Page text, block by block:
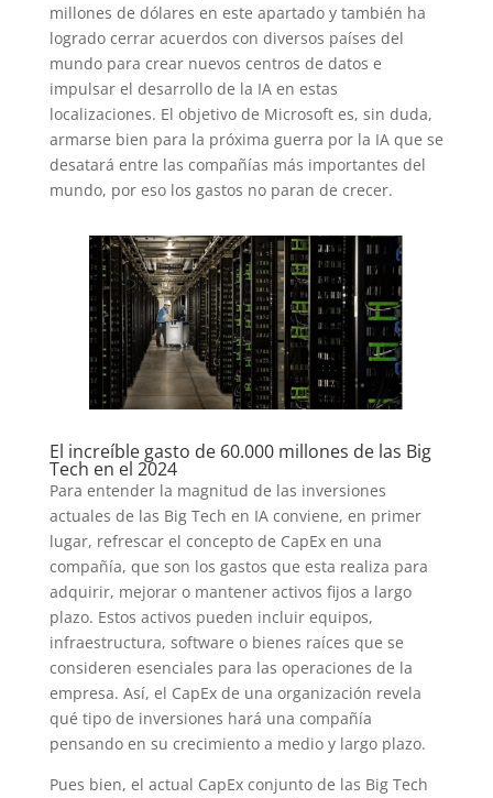
millones de dólares en este apartado y también ha
logrado cerrar acuerdos con diversos países del
mundo para crear nuevos centros de datos e
impulsar el desarrollo de la IA en estas
localizaciones. El objetivo de Microsoft es, sin duda,
armarse bien para la próxima guerra por la IA que se
desatará entre las compañías más importantes del
mundo, por eso los gastos no paran de crecer.
El increíble gasto de 60.000 millones de las Big
Tech en el 2024
Para entender la magnitud de las inversiones
actuales de las Big Tech en IA conviene, en primer
lugar, refrescar el concepto de CapEx en una
compañía, que son los gastos que esta realiza para
adquirir, mejorar o mantener activos fijos a largo
plazo. Estos activos pueden incluir equipos,
infraestructura, software o bienes raíces que se
consideren esenciales para las operaciones de la
empresa. Así, el CapEx de una organización revela
qué tipo de inversiones hará una compañía
pensando en su crecimiento a medio y largo plazo.
Pues bien, el actual CapEx conjunto de las Big Tech